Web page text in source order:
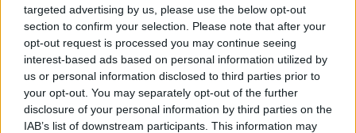
targeted advertising by us, please use the below opt-out
section to confirm your selection. Please note that after your
opt-out request is processed you may continue seeing
interest-based ads based on personal information utilized by
us or personal information disclosed to third parties prior to
your opt-out. You may separately opt-out of the further
disclosure of your personal information by third parties on the
IAB’s list of downstream participants. This information may
Hailey Bieber v modo vrnila
pozabljen dodatek iz 90-ih, ki stane 5
evrov